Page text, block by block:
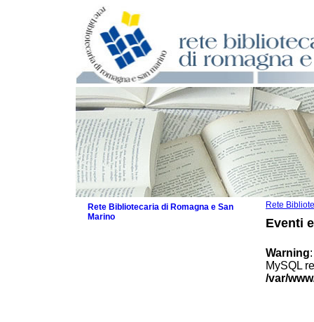
Rete
Eventi
Warning
MySQL
/var/
Rete Bibliotecaria di Romagna e San
Marino